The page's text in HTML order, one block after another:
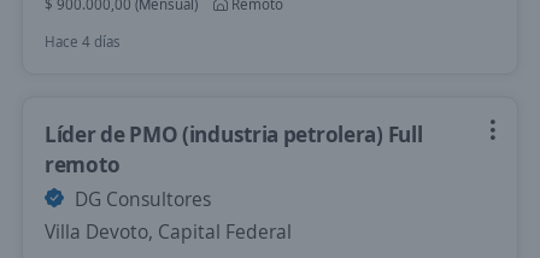
$ 900.000,00 (Mensual)
Remoto
Hace 4 días
Líder de PMO (industria petrolera) Full
remoto
DG Consultores
Villa Devoto, Capital Federal